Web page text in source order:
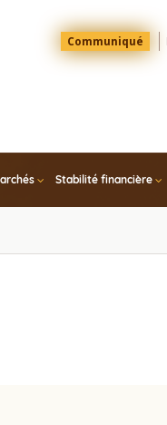
Menu
Top
Communiqué
Stabilité financière